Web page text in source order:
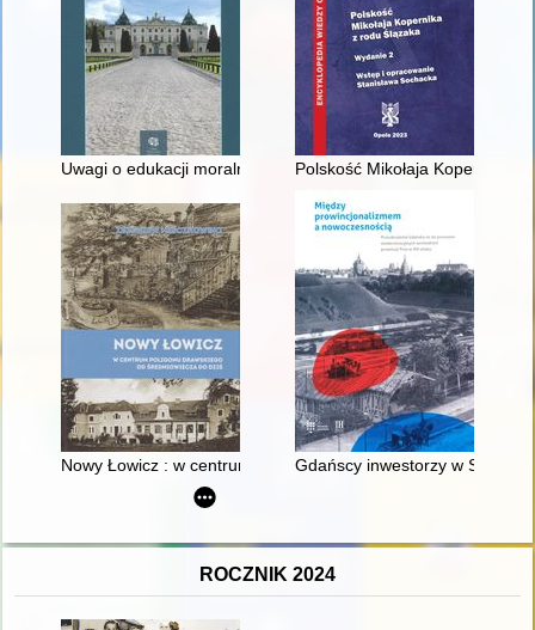
Uwagi o edukacji moralnej synów szlacheckich w XVI-
Polskość Mikołaja Kopernika z
Nowy Łowicz : w centrum poligonu drawskiego od
Gdańscy inwestorzy w
ROCZNIK 2024